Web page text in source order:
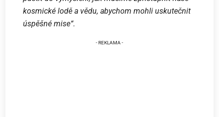
kosmické lodě a vědu, abychom mohli uskutečnit
úspěšné mise“.